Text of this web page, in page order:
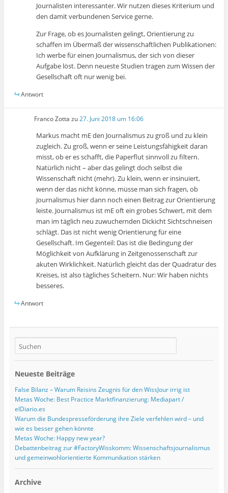
Journalisten interessanter. Wir nutzen dieses Kriterium und
den damit verbundenen Service gerne.
Zur Frage, ob es Journalisten gelingt, Orientierung zu
schaffen im Übermaß der wissenschaftlichen Publikationen:
Ich werbe für einen Journalismus, der sich von dieser
Aufgabe löst. Denn neueste Studien tragen zum Wissen der
Gesellschaft oft nur wenig bei.
Antwort
Franco Zotta zu27. Juni 2018 um 16:06
Markus macht mE den Journalismus zu groß und zu klein
zugleich. Zu groß, wenn er seine Leistungsfähigkeit daran
misst, ob er es schafft, die Paperflut sinnvoll zu filtern.
Natürlich nicht – aber das gelingt doch selbst die
Wissenschaft nicht (mehr). Zu klein, wenn er insinuiert,
wenn der das nicht könne, müsse man sich fragen, ob
Journalismus hier dann noch einen Beitrag zur Orientierung
leiste. Journalismus ist mE oft ein grobes Schwert, mit dem
man im täglich neu zuwuchernden Dickicht Sichtschneisen
schlägt. Das ist nicht wenig Orientierung für eine
Gesellschaft. Im Gegenteil: Das ist die Bedingung der
Möglichkeit von Aufklärung in Zeitgenossenschaft zur
akuten Wirklichkeit. Natürlich gleicht das der Quadratur des
Kreises, ist also tägliches Scheitern. Nur: Wir haben nichts
besseres.
Antwort
Neueste Beiträge
False Bilanz – Warum Reisins Zeugnis für den WissJour irrig ist
Metas Woche: Best Practice Marktfinanzierung: Mediapart /
elDiario.es
Warum die Bundespresseförderung ihre Ziele verfehlen wird – und
wie es besser gehen könnte
Metas Woche: Happy new year?
Debattenbeitrag zur #FactoryWisskomm: Wissenschaftsjournalismus
und gemeinwohlorientierte Kommunikation stärken
Archive